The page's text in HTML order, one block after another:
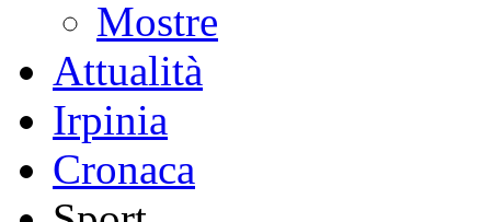
Mostre
Attualità
Irpinia
Cronaca